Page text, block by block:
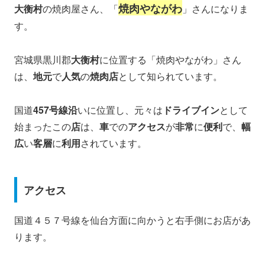
大衡村の焼肉屋さん、「焼肉やながわ 」さんになりま
す。
宮城県黒川郡大衡村に位置する「焼肉やながわ」さん
は、 地元で人気の焼肉店として知られています。
国道457号線沿いに位置し、元々は ドライブインとして
始まったこの店は、 車でのアクセスが非常に便利で、 幅
広い客層に利用されています。
アクセス
国道４５７号線を仙台方面に向かうと右手側にお店があ
ります。